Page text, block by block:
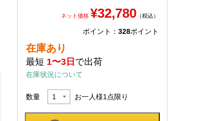
ネット価格 ¥32,780 （税込）
ポイント： 328ポイント
在庫あり
最短 1〜3日 で出荷
在庫状況について
数量 お一人様1 点限り